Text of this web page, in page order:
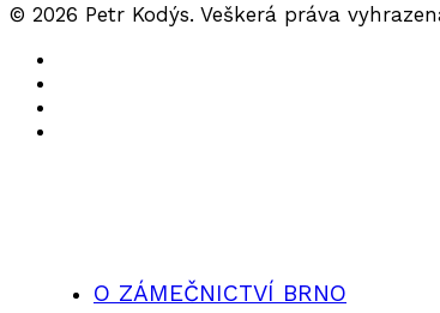
© 2026 Petr Kodýs. Veškerá práva
O ZÁMEČNICTVÍ BRNO